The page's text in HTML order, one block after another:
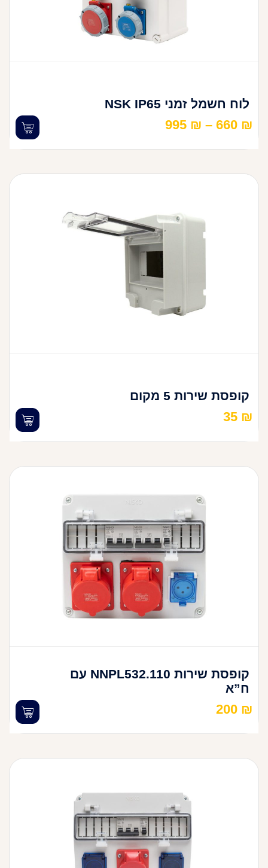
לוח חשמל זמני NSK IP65
660 ₪
–
995 ₪
קופסת שירות 5 מקום
35 ₪
קופסת שירות NNPL532.110 עם
ח”א
200 ₪